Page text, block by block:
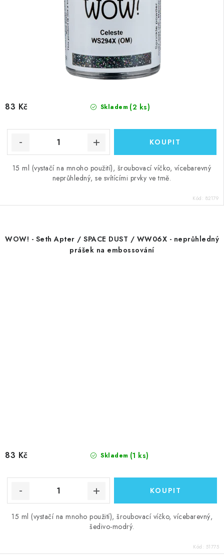
Skladem (2 ks)
83 Kč
15 ml (vystačí na mnoho použití), šroubovací víčko, vícebarevný
neprůhledný, se svítícími prvky ve tmě.
Kód: 82179
WOW! - Seth Apter / SPACE DUST / WW06X - neprůhledný
prášek na embossování
Skladem (1 ks)
83 Kč
15 ml (vystačí na mnoho použití), šroubovací víčko, vícebarevný,
šedivo-modrý.
Kód: 51775